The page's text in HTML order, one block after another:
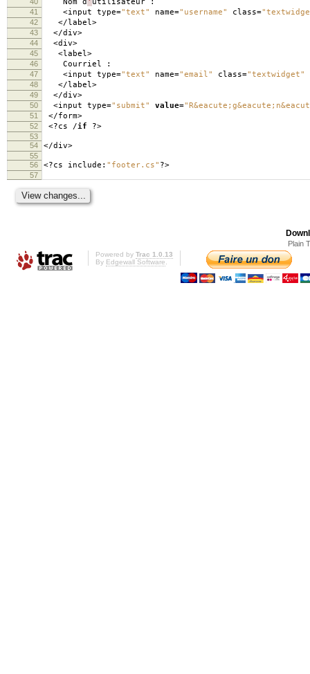
41 <input type="text" name="username" class=
42 </label>
43 </div>
44 <div>
45 <label>
46 Courriel :
47 <input type="text" name="email" class="textwidget"
48 </label>
49 </div>
50 <input type="submit" value=
51 </form>
52 <?cs /if ?>
53
54
</div>
55
56
<?cs include : "footer.cs" ?>
57
Plain
Powered by Trac 1.0.13
By Edgewall Software.